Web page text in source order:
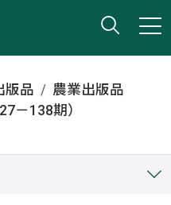
打開
小版
版品
農業出版品
－138期）